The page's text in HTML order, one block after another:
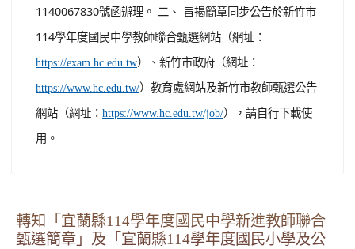
1140067830號函辦理。 二、 旨揭簡章同步公告於新竹市
114學年度國民中學教師聯合甄選網站（網址：
https://exam.hc.edu.tw）、新竹市政府（網址：
https://www.hc.edu.tw/）教育處網站及新竹市教師甄選公告
網站（網址： https://www.hc.edu.tw/job/），請自行下載使
用。
轉知「宜蘭縣114學年度國民中學新進教師聯合
甄選簡章」及「宜蘭縣114學年度國民小學及公